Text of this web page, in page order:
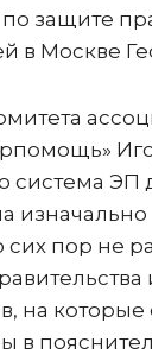
защите
в Москве
система ЭП
изначально
пор не
на которые
в